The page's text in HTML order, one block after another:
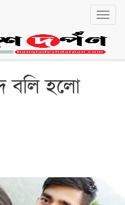
বলি হলো